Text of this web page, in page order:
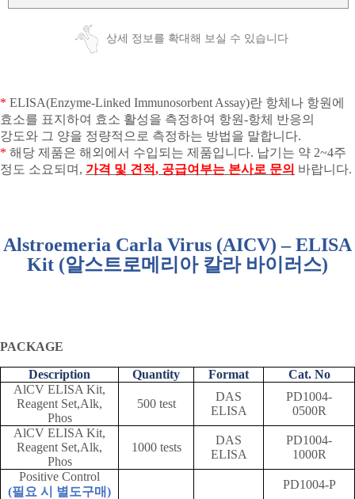
상세 정보를 확대해 보실 수 있습니다
* ELISA(Enzyme-Linked Immunosorbent Assay)란 항체나 항원에
효소를 표지하여 효소 활성을 측정하여 항원-항체 반응의
강도와 그 양을 정량적으로 측정하는 방법을 말합니다.
* 해당 제품은 해외에서 수입되는 제품입니다. 납기는 약 2~4주
정도 소요되며 , 가격 및 견적, 공급여부는 본사로 문의 바랍니다.
Alstroemeria Carla Virus (AICV) – ELISA
Kit (알스트로메리아 칼라 바이러스)
PACKAGE
Description Quantity Format
Cat. No
AlCV ELISA Kit,
Reagent Set,Alk,
Phos
500 test
DAS
ELISA
PD1004-
0500R
AlCV ELISA Kit,
Reagent Set,Alk,
Phos
1000 tests
DAS
ELISA
PD1004-
1000R
Positive Control
(필요 시 별도구매)
PD1004-P